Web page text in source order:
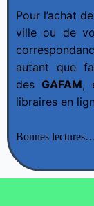
Pour l’achat
ville ou de
autant que
des GAFAM,
libraires en
Bonnes